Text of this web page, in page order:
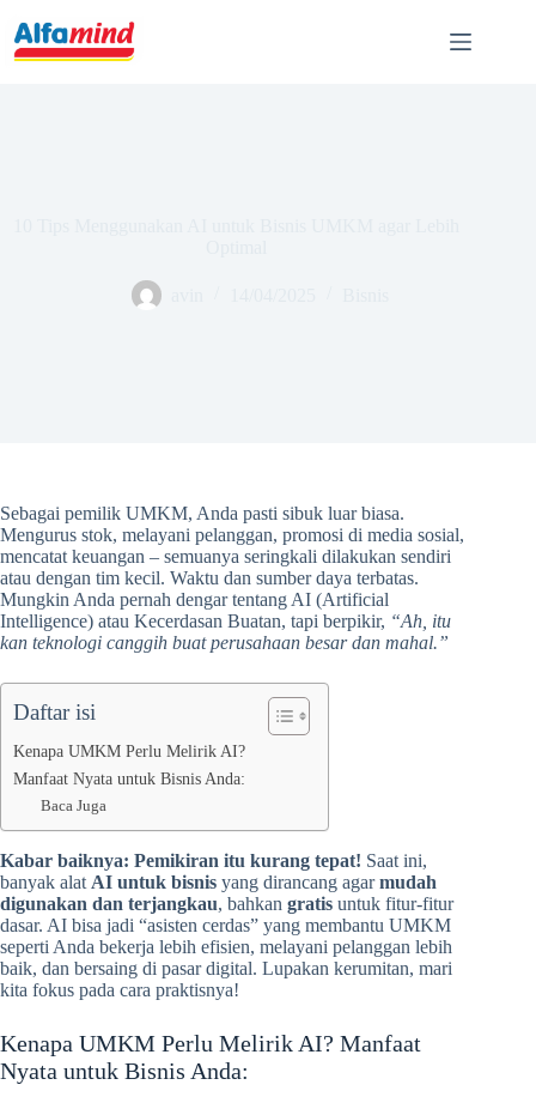
Sebagai pemilik UMKM, Anda pasti sibuk luar biasa.
Mengurus stok, melayani pelanggan, promosi di media sosial,
mencatat keuangan – semuanya seringkali dilakukan sendiri
atau dengan tim kecil. Waktu dan sumber daya terbatas.
Mungkin Anda pernah dengar tentang AI (Artificial
Intelligence) atau Kecerdasan Buatan, tapi berpikir, “Ah, itu
kan teknologi canggih buat perusahaan besar dan mahal.”
Daftar isi
Kenapa UMKM Perlu Melirik AI?
Manfaat Nyata untuk Bisnis Anda:
Baca Juga
Kabar baiknya: Pemikiran itu kurang tepat! Saat ini,
banyak alat AI untuk bisnis yang dirancang agarmudah
digunakan dan terjangkau, bahkan gratis untuk fitur-fitur
dasar. AI bisa jadi “asisten cerdas” yang membantu UMKM
seperti Anda bekerja lebih efisien, melayani pelanggan lebih
baik, dan bersaing di pasar digital. Lupakan kerumitan, mari
kita fokus pada cara praktisnya!
Kenapa UMKM Perlu Melirik AI? Manfaat
Nyata untuk Bisnis Anda: